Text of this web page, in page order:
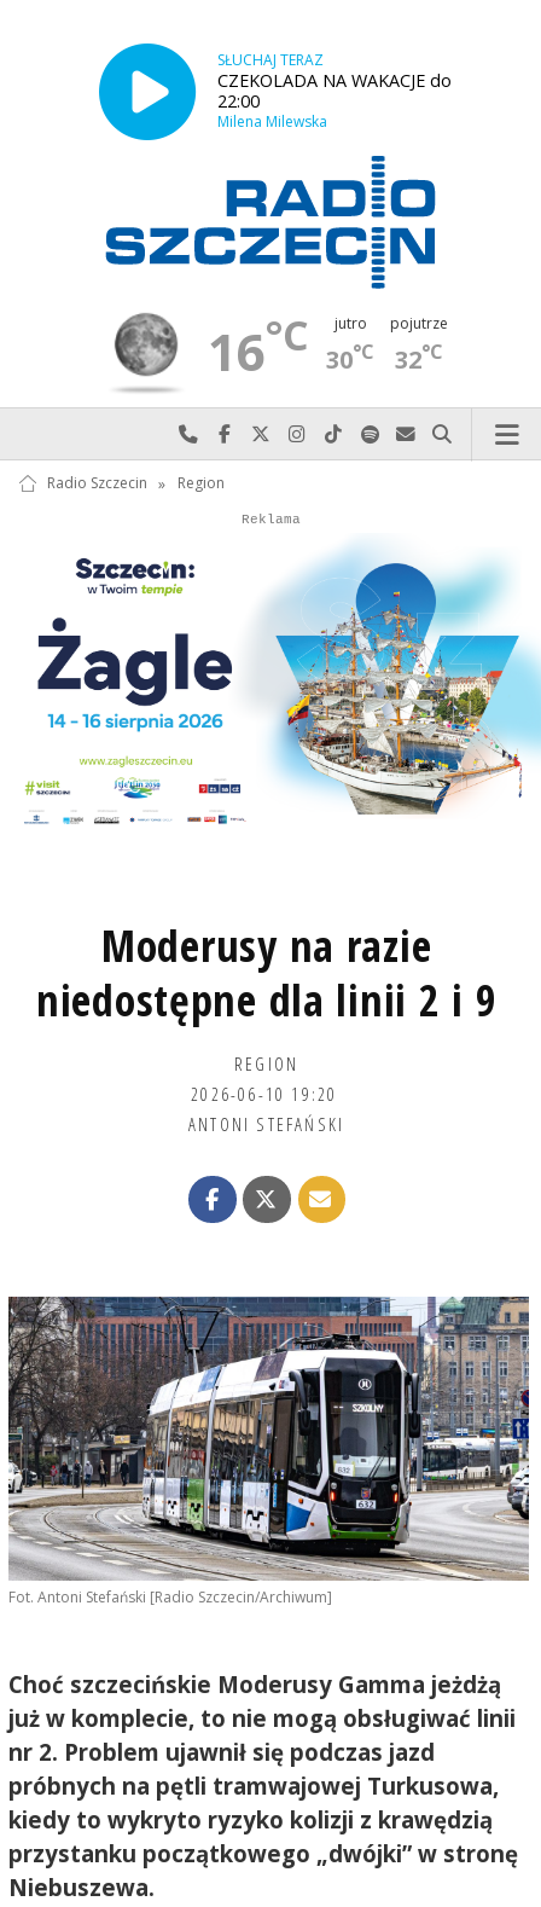
SŁUCHAJ TERAZ
CZEKOLADA NA WAKACJE do
22:00
Milena Milewska
16°C jutro
30°C
pojutrze
32°C
Najlepiej po prostu do nas zadzwoń
Odwiedź nas na Facebook-u
Odwiedź nas na X
Odwiedź nas na Instagram-ie
Odwiedź nas na TikTok-u
Szukaj nas na Spotify
Wyślij do nas
Szukaj
Radio Szczecin » Region
Autopromocja
Reklama
Moderusy na razie
niedostępne dla linii 2 i 9
REGION
2026-06-10 19:20
ANTONI STEFAŃSKI
Fot. Antoni Stefański [Radio Szczecin/Archiwum]
Choć szczecińskie Moderusy Gamma jeżdżą
już w komplecie, to nie mogą obsługiwać linii
nr 2. Problem ujawnił się podczas jazd
próbnych na pętli tramwajowej Turkusowa,
kiedy to wykryto ryzyko kolizji z krawędzią
przystanku początkowego „dwójki” w stronę
Niebuszewa.